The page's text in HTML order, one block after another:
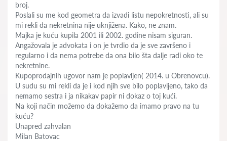
broj.
Poslali su me kod geometra da izvadi listu nepokretnosti, ali su
mi rekli da nekretnina nije uknjižena. Kako, ne znam.
Majka je kuću kupila 2001 ili 2002. godine nisam siguran.
Angažovala je advokata i on je tvrdio da je sve završeno i
regularno i da nema potrebe da ona bilo šta dalje radi oko te
nekretnine.
Kupoprodajnih ugovor nam je poplavljen( 2014. u Obrenovcu).
U sudu su mi rekli da je i kod njih sve bilo poplavljeno, tako da
nemamo sestra i ja nikakav papir ni dokaz o toj kući.
Na koji način možemo da dokažemo da imamo pravo na tu
kuću?
Unapred zahvalan
Milan Batovac